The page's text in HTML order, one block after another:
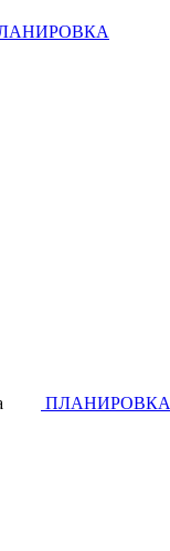
ПЛАНИРОВКА